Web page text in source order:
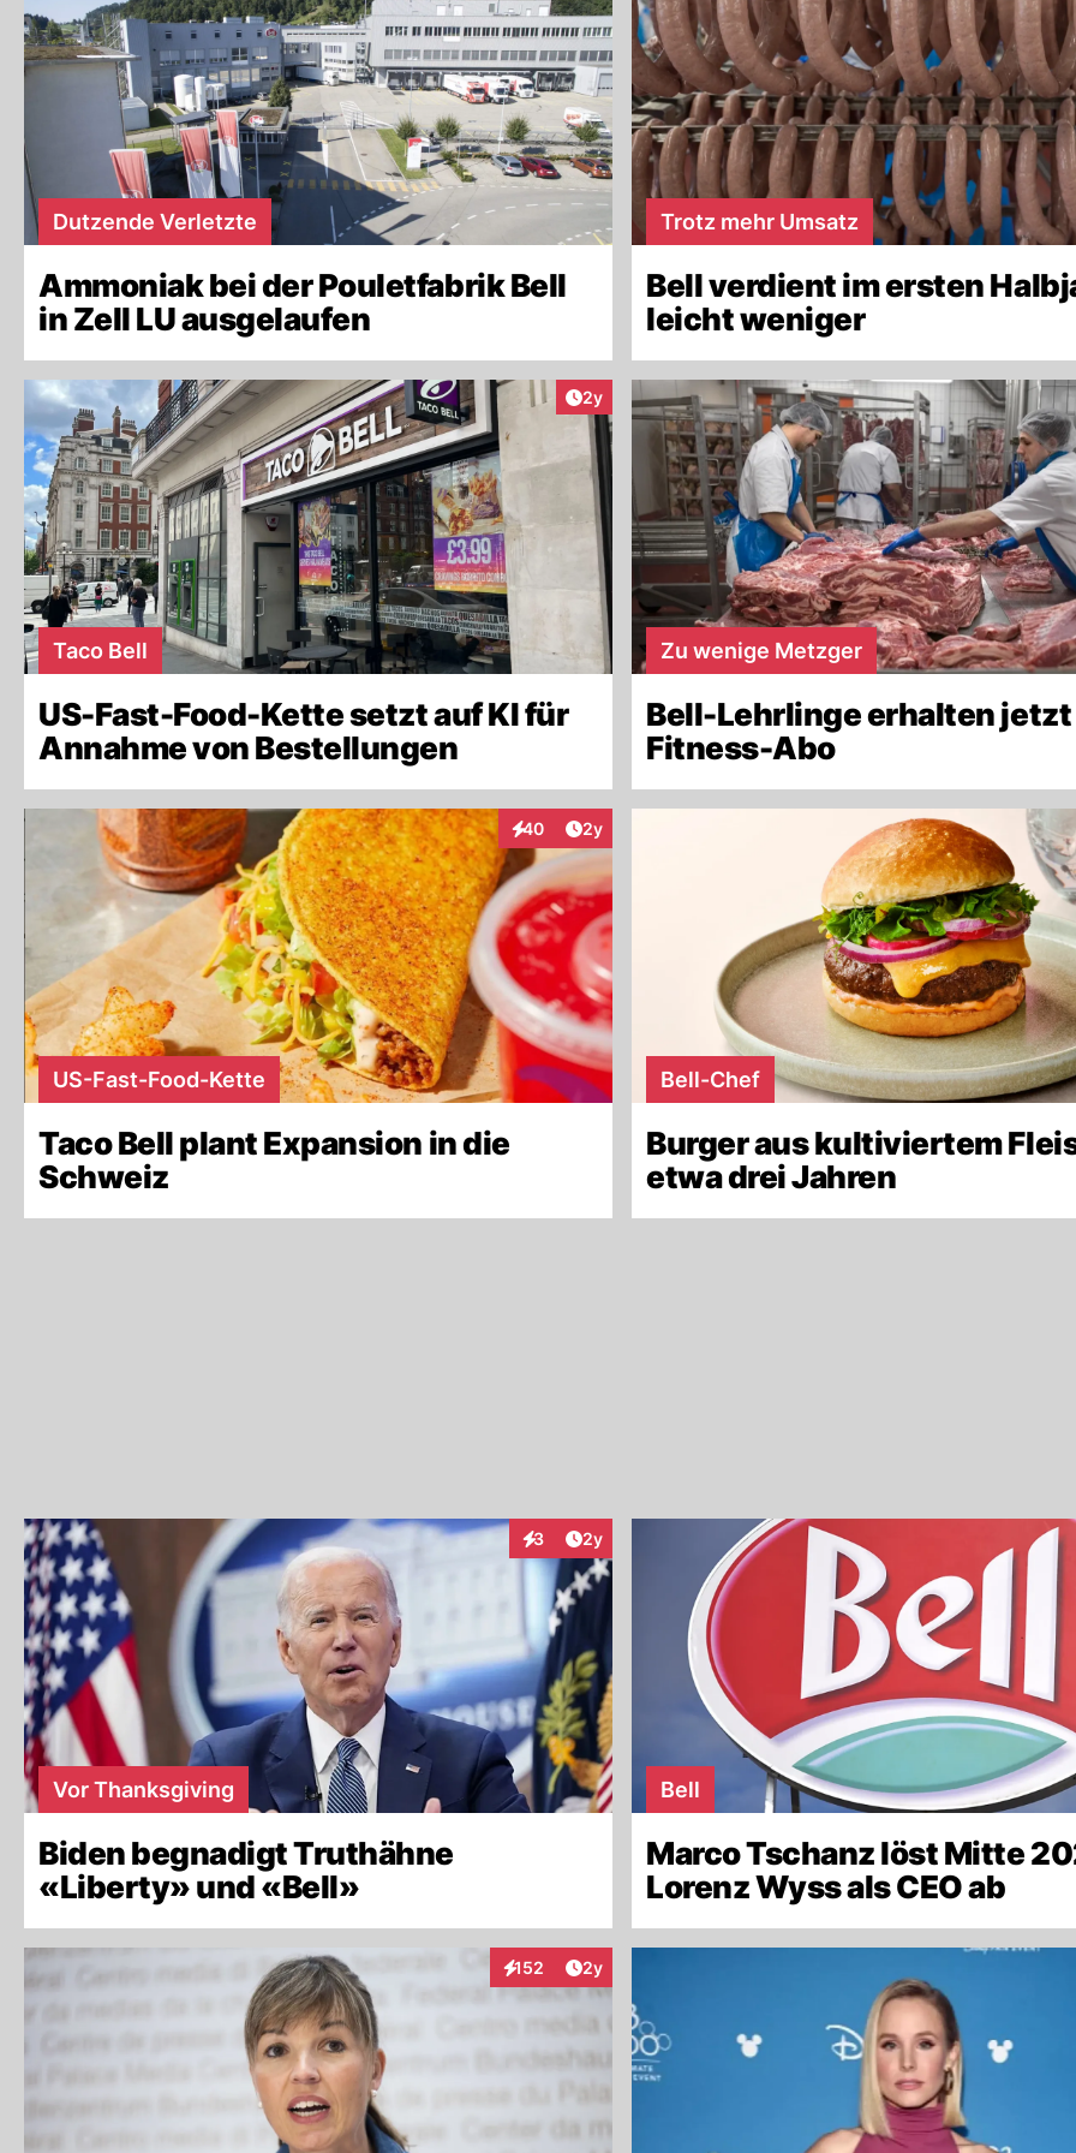
Dutzende Verletzte
Ammoniak bei der Pouletfabrik Bell
in Zell LU ausgelaufen
Trotz mehr Umsatz
Bell verdient im ersten
leicht weniger
Artikel veröffentlicht:
2y
Taco Bell
US-Fast-Food-Kette setzt auf KI für
Annahme von Bestellungen
Zu wenige Metzger
Bell-Lehrlinge erhalten jetzt
Fitness-Abo
40
InteraktionenArtikel veröffentlicht:
2y
US-Fast-Food-Kette
Taco Bell plant Expansion in die
Schweiz
Bell-Chef
Burger aus kultiviertem
etwa drei Jahren
3
InteraktionenArtikel veröffentlicht:
2y
Vor Thanksgiving
Biden begnadigt Truthähne
«Liberty» und «Bell»
Bell
Marco Tschanz löst Mitte
Lorenz Wyss als CEO ab
152
InteraktionenArtikel veröffentlicht:
2y